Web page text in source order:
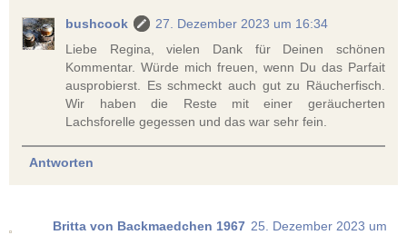
bushcook
27. Dezember 2023 um 16:34
Liebe Regina, vielen Dank für Deinen schönen
Kommentar. Würde mich freuen, wenn Du das Parfait
ausprobierst. Es schmeckt auch gut zu Räucherfisch.
Wir haben die Reste mit einer geräucherten
Lachsforelle gegessen und das war sehr fein.
Antworten
Britta von Backmaedchen 1967 25. Dezember 2023 um